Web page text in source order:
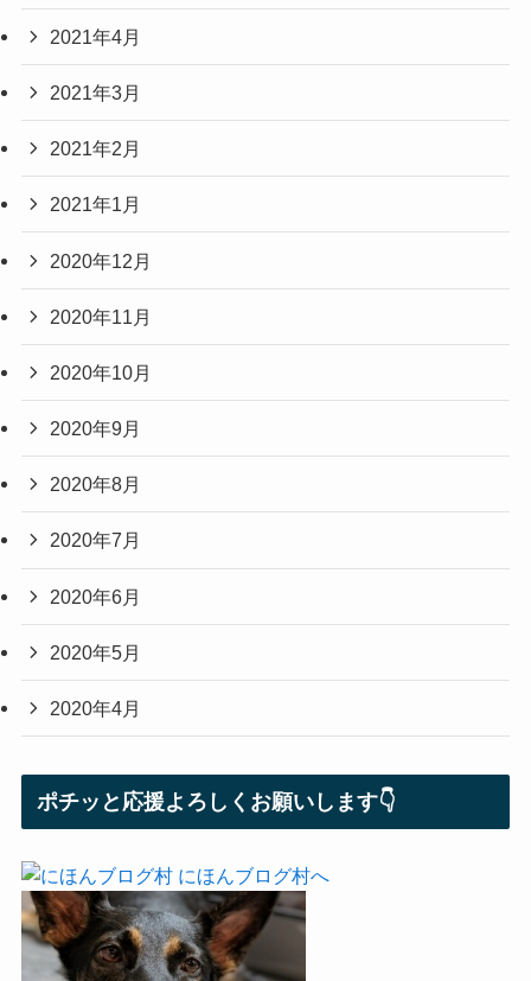
2021年4月
2021年3月
2021年2月
2021年1月
2020年12月
2020年11月
2020年10月
2020年9月
2020年8月
2020年7月
2020年6月
2020年5月
2020年4月
ポチッと応援よろしくお願いします👇